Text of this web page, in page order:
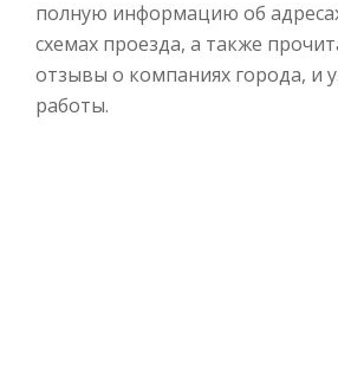
полную информацию об
схемах проезда, а также
отзывы о компаниях города, и
работы.